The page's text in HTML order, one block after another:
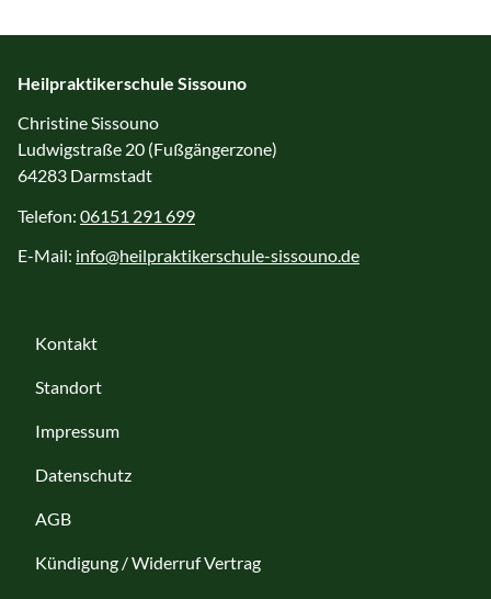
Heilpraktikerschule Sissouno
Christine Sissouno
Ludwigstraße 20 (Fußgängerzone)
64283 Darmstadt
Telefon: 06151 291 699
E-Mail: info@heilpraktikerschule-sissouno.de
Kontakt
Standort
Impressum
Datenschutz
AGB
Kündigung / Widerruf Vertrag